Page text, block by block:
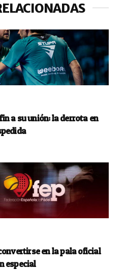
a su unión: la derrota en
en la pala oficial
especial